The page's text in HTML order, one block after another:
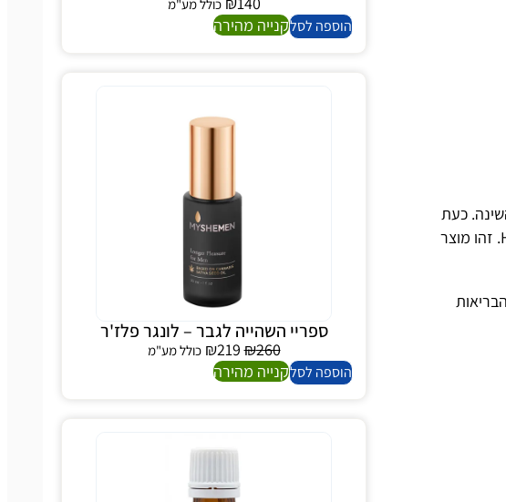
כולל מע"מ
קנייה מהירה
ספריי השהייה לגבר – לונגר פלז'ר
₪ כולל מע"מ
קנייה מהירה